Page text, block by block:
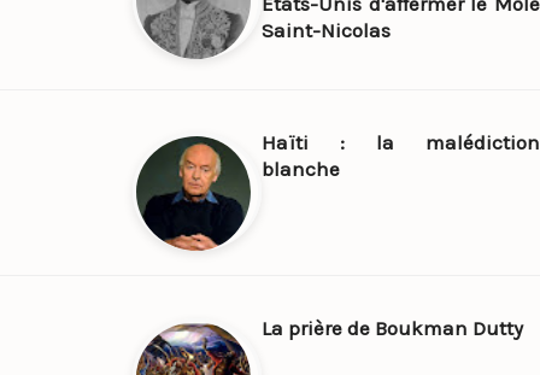
Saint-Nicolas
Haïti : la malédiction
blanche
La prière de Boukman Dutty